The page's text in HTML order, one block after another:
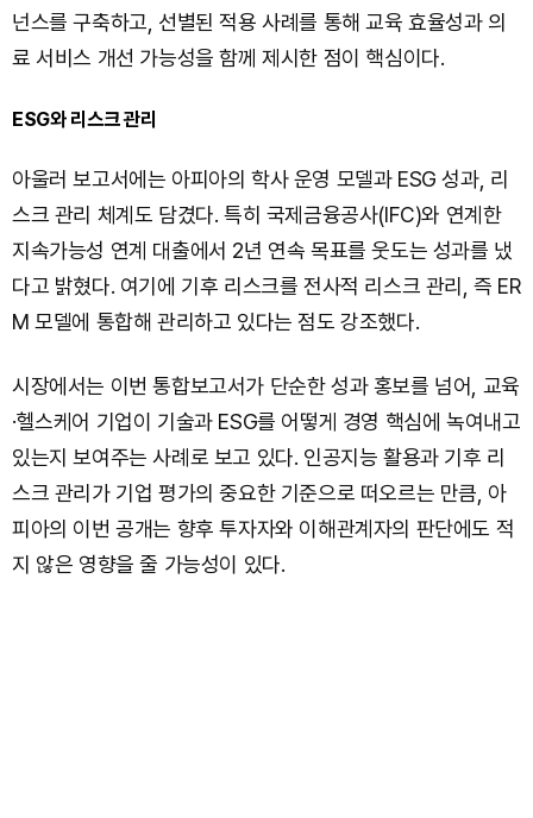
넌스를 구축하고, 선별된 적용 사례를 통해 교육 효율성과 의
료 서비스 개선 가능성을 함께 제시한 점이 핵심이다.
ESG와 리스크 관리
아울러 보고서에는 아피아의 학사 운영 모델과 ESG 성과, 리
스크 관리 체계도 담겼다. 특히 국제금융공사(IFC)와 연계한
지속가능성 연계 대출에서 2년 연속 목표를 웃도는 성과를 냈
다고 밝혔다. 여기에 기후 리스크를 전사적 리스크 관리, 즉 ER
M 모델에 통합해 관리하고 있다는 점도 강조했다.
시장에서는 이번 통합보고서가 단순한 성과 홍보를 넘어, 교육
·헬스케어 기업이 기술과 ESG를 어떻게 경영 핵심에 녹여내고
있는지 보여주는 사례로 보고 있다. 인공지능 활용과 기후 리
스크 관리가 기업 평가의 중요한 기준으로 떠오르는 만큼, 아
피아의 이번 공개는 향후 투자자와 이해관계자의 판단에도 적
지 않은 영향을 줄 가능성이 있다.